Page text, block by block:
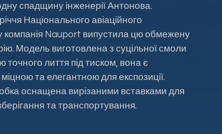
спадщину інженерії Антонова.
Національного авіаційного
компанія Nauport випустила цю обмежену
Модель виготовлена з суцільної смоли
точного лиття під тиском, вона є
та елегантною для експозиції.
оснащена вирізаними вставками для
та транспортування.